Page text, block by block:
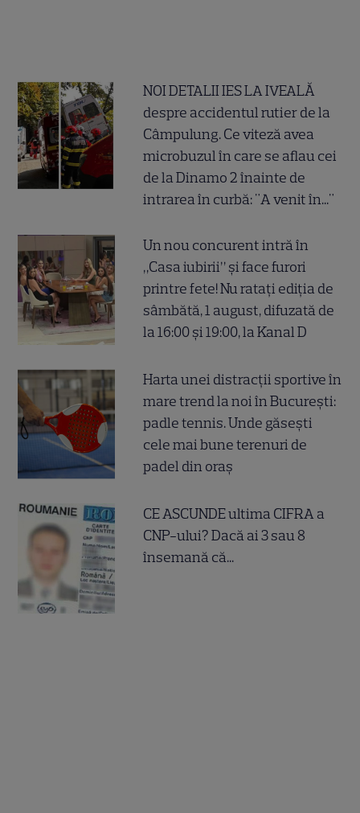
NOI DETALII IES LA IVEALĂ
despre accidentul rutier de la
Câmpulung. Ce viteză avea
microbuzul în care se aflau cei
de la Dinamo 2 înainte de
intrarea în curbă: "A venit în..."
Un nou concurent intră în
„Casa iubirii” și face furori
printre fete! Nu ratați ediția de
sâmbătă, 1 august, difuzată de
la 16:00 și 19:00, la Kanal D
Harta unei distracții sportive în
mare trend la noi în București:
padle tennis. Unde găsești
cele mai bune terenuri de
padel din oraș
CE ASCUNDE ultima CIFRA a
CNP-ului? Dacă ai 3 sau 8
însemană că...